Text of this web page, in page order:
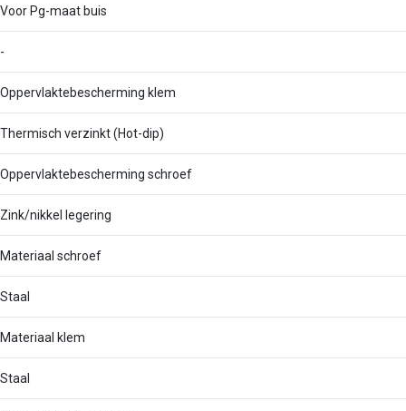
Voor Pg-maat buis
-
Oppervlaktebescherming klem
Thermisch verzinkt (Hot-dip)
Oppervlaktebescherming schroef
Zink/nikkel legering
Materiaal schroef
Staal
Materiaal klem
Staal